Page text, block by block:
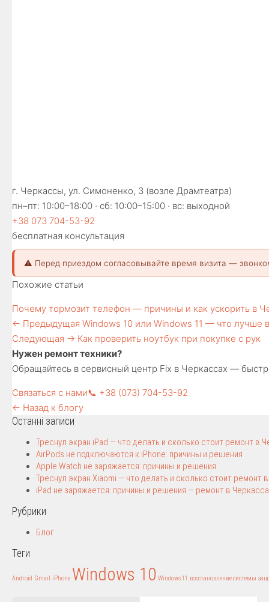
г. Черкассы, ул. Симоненко, 3 (возле Драмтеатра)
пн–пт: 10:00–18:00 · сб: 10:00–15:00 · вс: выходной
+38 073 704-53-92
бесплатная консультация
⚠️ Перед приездом согласовывайте время визита —
Похожие статьи
Почему тормозит телефон — причины и как ускорить в
← Предыдущая Windows 10 или Windows 11 — что лучше
Следующая → Как проверить ноутбук при покупке с рук
Нужен ремонт техники?
Обращайтесь в сервисный центр Fix в Черкассах —
Связаться с нами📞 +38 (073) 704-53-92
← Назад к блогу
Останні записи
Треснул экран iPad — что делать и сколько стоит ремонт в
AirPods не подключаются к iPhone: причины и решения
Apple Watch не заряжается: причины и решения
Треснул экран Xiaomi — что делать и сколько стоит ремонт
iPad не заряжается: причины и решения — ремонт в
Рубрики
Блог
Теги
Android Gmail iPhone Windows 10 Windows 11 восстановление системы